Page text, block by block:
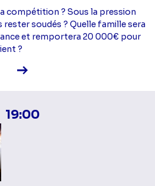
compétition ? Sous la pression
soudés ? Quelle famille sera
et remportera 20 000€ pour
?
Voir la fiche diffusion
19:00